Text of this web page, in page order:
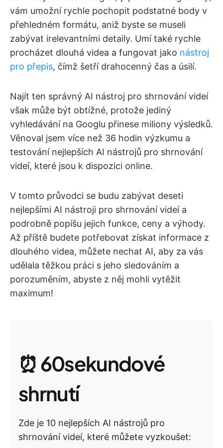
vám umožní rychle pochopit podstatné body v
přehledném formátu, aniž byste se museli
zabývat irelevantními detaily. Umí také rychle
procházet dlouhá videa a fungovat jako nástroj
pro přepis, čímž šetří drahocenný čas a úsilí.
Najít ten správný AI nástroj pro shrnování videí
však může být obtížné, protože jediný
vyhledávání na Googlu přinese miliony výsledků.
Věnoval jsem více než 36 hodin výzkumu a
testování nejlepších AI nástrojů pro shrnování
videí, které jsou k dispozici online.
V tomto průvodci se budu zabývat deseti
nejlepšími AI nástroji pro shrnování videí a
podrobně popíšu jejich funkce, ceny a výhody.
Až příště budete potřebovat získat informace z
dlouhého videa, můžete nechat AI, aby za vás
udělala těžkou práci s jeho sledováním a
porozuměním, abyste z něj mohli vytěžit
maximum!
⏰ 60sekundové
shrnutí
Zde je 10 nejlepších AI nástrojů pro
shrnování videí, které můžete vyzkoušet: